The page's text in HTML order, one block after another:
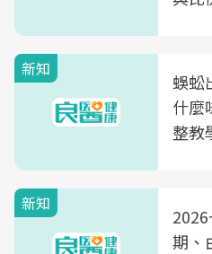
新知
蜈蚣
什麼
整教
新知
期、